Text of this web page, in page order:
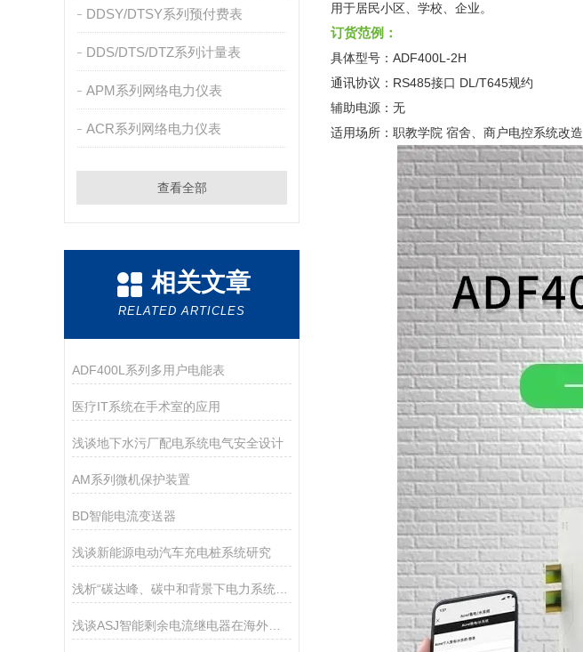
DDSY/DTSY系列预付费表
DDS/DTS/DTZ系列计量表
APM系列网络电力仪表
ACR系列网络电力仪表
查看全部
相关文章
RELATED ARTICLES
ADF400L系列多用户电能表
医疗IT系统在手术室的应用
浅谈地下水污厂配电系统电气安全设计
AM系列微机保护装置
BD智能电流变送器
浅谈新能源电动汽车充电桩系统研究
浅谈ASJ智能剩余电流继电器在海外舞台配电箱中的分析与应用
用于居民小区、学校、企业。
订货范例：
具体型号：ADF400L-2H
通讯协议：RS485接口 DL/T645规约
辅助电源：无
适用场所：职教学院 宿舍、商户电控系统改造